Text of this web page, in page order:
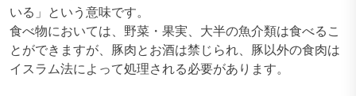
いる」という意味です。
食べ物においては、野菜・果実、大半の魚介類は食べるこ
とができますが、豚肉とお酒は禁じられ、豚以外の食肉は
イスラム法によって処理される必要があります。